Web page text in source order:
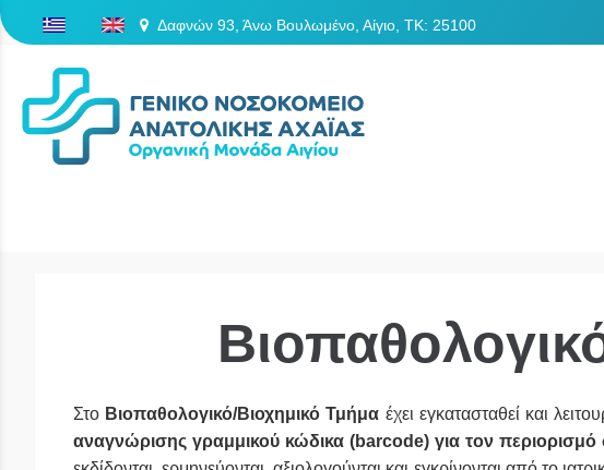
Δαφνών 93, Άνω Βουλωμένο, Αίγιο, TK: 25100
Στο Βιοπαθολογικό/Βιοχημικό Τμήμα έχει εγκατασταθεί και
αναγνώρισης γραμμικού κώδικα (barcode) για τον